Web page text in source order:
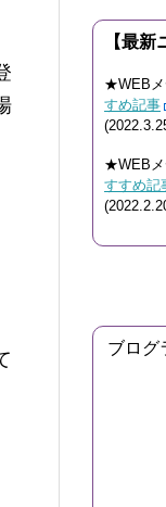
【最新
★WEBメ
すめ記事
★WEBメ
すすめ記
ブログ